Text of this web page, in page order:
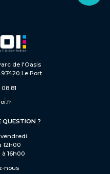
de l'Oasis
Le Port
81
QUESTION ?
12h00
à 16h00
nous